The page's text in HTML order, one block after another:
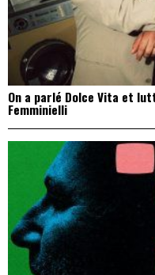
On a parlé Dolce Vita et
Femminielli